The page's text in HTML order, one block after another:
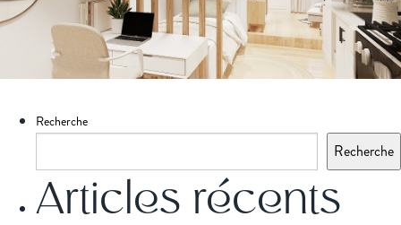
Recherche
Recherche
Articles récents